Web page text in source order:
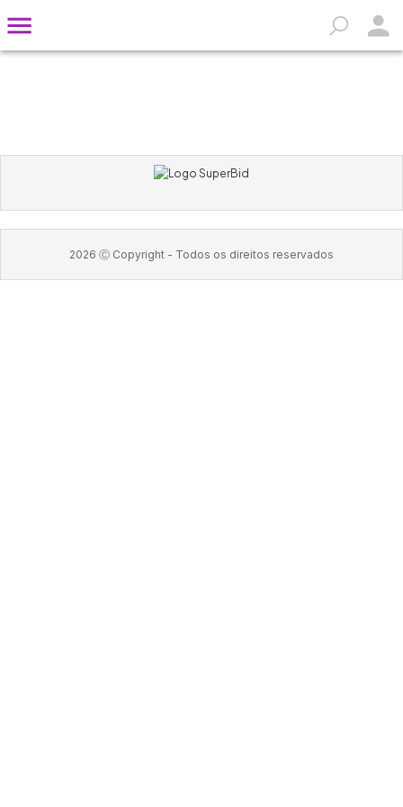
2026 Ⓒ Copyright - Todos os direitos reservados